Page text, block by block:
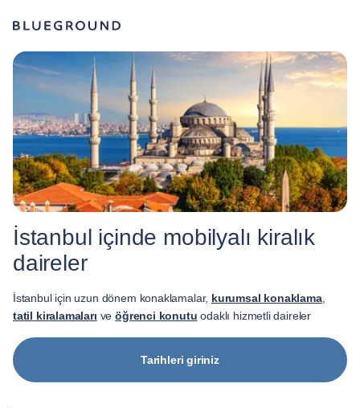
İstanbul içinde mobilyalı kiralık
daireler
İstanbul için uzun dönem konaklamalar, kurumsal konaklama,
tatil kiralamaları veöğrenci konutu odaklı hizmetli daireler
Tarihleri giriniz